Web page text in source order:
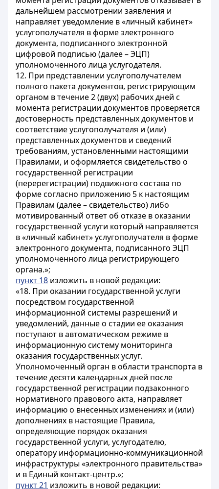
дальнейшем рассмотрении заявления и
направляет уведомление в «личный кабинет»
услугополучателя в форме электронного
документа, подписанного электронной
цифровой подписью (далее – ЭЦП)
уполномоченного лица услугодателя.
12. При представлении услугополучателем
полного пакета документов, регистрирующим
органом в течение 2 (двух) рабочих дней с
момента регистрации документов проверяется
достоверность представленных документов и
соответствие услугополучателя и (или)
представленных документов и сведений
требованиям, установленными настоящими
Правилами, и оформляется свидетельство о
государственной регистрации
(перерегистрации) подвижного состава по
форме согласно приложению 5 к настоящим
Правилам (далее – свидетельство) либо
мотивированный ответ об отказе в оказании
государственной услуги который направляется
в «личный кабинет» услугополучателя в форме
электронного документа, подписанного ЭЦП
уполномоченного лица регистрирующего
органа.»;
пункт 18 изложить в новой редакции:
«18. При оказании государственной услуги
посредством государственной
информационной системы разрешений и
уведомлений, данные о стадии ее оказания
поступают в автоматическом режиме в
информационную систему мониторинга
оказания государственных услуг.
Уполномоченный орган в области транспорта в
течение десяти календарных дней после
государственной регистрации подзаконного
нормативного правового акта, направляет
информацию о внесенных изменениях и (или)
дополнениях в настоящие Правила,
определяющие порядок оказания
государственной услуги, услугодателю,
оператору информационно-коммуникационной
инфраструктуры «электронного правительства»
и в Единый контакт-центр.»;
пункт 21 изложить в новой редакции: